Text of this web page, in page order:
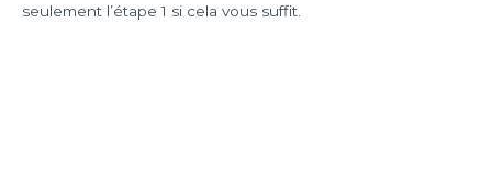
seulement l’étape 1 si cela vous suffit.